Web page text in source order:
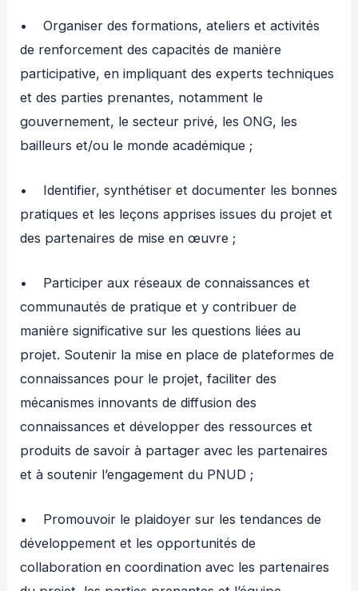
• Organiser des formations, ateliers et activités
de renforcement des capacités de manière
participative, en impliquant des experts techniques
et des parties prenantes, notamment le
gouvernement, le secteur privé, les ONG, les
bailleurs et/ou le monde académique ;
• Identifier, synthétiser et documenter les bonnes
pratiques et les leçons apprises issues du projet et
des partenaires de mise en œuvre ;
• Participer aux réseaux de connaissances et
communautés de pratique et y contribuer de
manière significative sur les questions liées au
projet. Soutenir la mise en place de plateformes de
connaissances pour le projet, faciliter des
mécanismes innovants de diffusion des
connaissances et développer des ressources et
produits de savoir à partager avec les partenaires
et à soutenir l’engagement du PNUD ;
• Promouvoir le plaidoyer sur les tendances de
développement et les opportunités de
collaboration en coordination avec les partenaires